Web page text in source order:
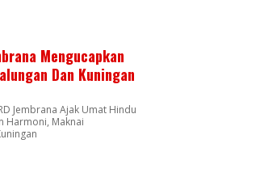
Mengucapkan
Dan Kuningan
Jembrana Ajak Umat Hindu
Harmoni, Maknai